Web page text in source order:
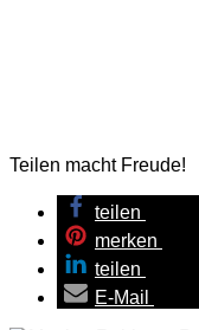
Teilen macht Freude!
teilen
merken
teilen
E-Mail